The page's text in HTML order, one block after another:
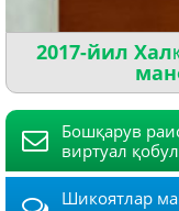
2017-йил
Бошқарув
виртуал
Шикоятлар